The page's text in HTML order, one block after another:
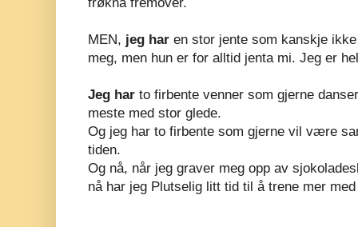
MEN, jeg har en stor jente som kanskje
meg, men hun er for alltid jenta mi. Jeg er
Jeg har to firbente venner som gjerne
meste med stor glede.
Og jeg har to firbente som gjerne vil være
tiden.
Og nå, når jeg graver meg opp av
nå har jeg Plutselig litt tid til å trene mer